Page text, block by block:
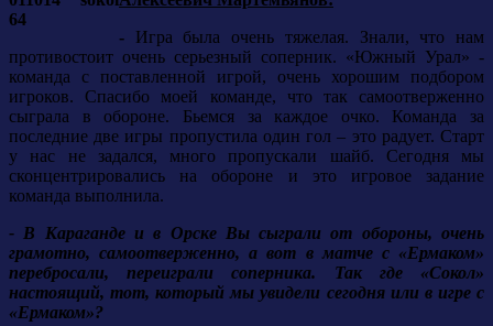
- Игра была очень тяжелая. Знали, что нам
противостоит очень серьезный соперник. «Южный Урал» -
команда с поставленной игрой, очень хорошим подбором
игроков. Спасибо моей команде, что так самоотверженно
сыграла в обороне. Бьемся за каждое очко. Команда за
последние две игры пропустила один гол – это радует. Старт
у нас не задался, много пропускали шайб. Сегодня мы
сконцентрировались на обороне и это игровое задание
команда выполнила.
- В Караганде и в Орске Вы сыграли от обороны, очень
грамотно, самоотверженно, а вот в матче с «Ермаком»
перебросали, переиграли соперника. Так где «Сокол»
настоящий, тот, который мы увидели сегодня или в игре с
«Ермаком»?